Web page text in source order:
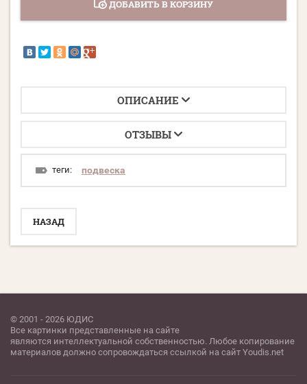
ДОБАВИТЬ В КОРЗИНУ
ОПИСАНИЕ
ОТЗЫВЫ
теги: подвеска
НАЗАД
© 2001 - 2026 ЮДИС
Все картинки представленные на сайте
являются интеллектуальной собственностью. Любое копирование
материалов должно сопровождаться ссылкой на сайт Youdis.net